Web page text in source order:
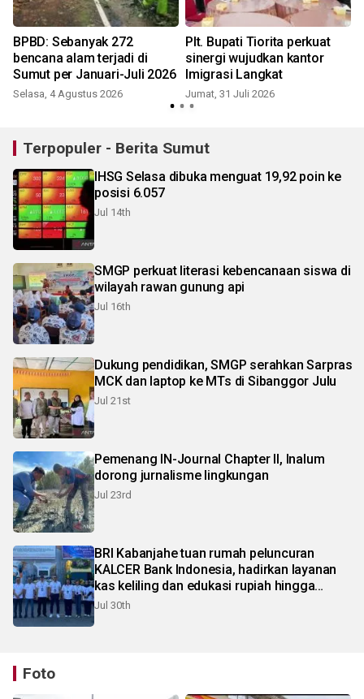
BPBD: Sebanyak 272
bencana alam terjadi di
Sumut per Januari-Juli 2026
Selasa, 4 Agustus 2026
Plt. Bupati Tiorita perkuat
sinergi wujudkan kantor
Imigrasi Langkat
Jumat, 31 Juli 2026
Terpopuler - Berita Sumut
IHSG Selasa dibuka menguat 19,92 poin ke
posisi 6.057
Jul 14th
SMGP perkuat literasi kebencanaan siswa di
wilayah rawan gunung api
Jul 16th
Dukung pendidikan, SMGP serahkan Sarpras
MCK dan laptop ke MTs di Sibanggor Julu
Jul 21st
Pemenang IN-Journal Chapter II, Inalum
dorong jurnalisme lingkungan
Jul 23rd
BRI Kabanjahe tuan rumah peluncuran
KALCER Bank Indonesia, hadirkan layanan
kas keliling dan edukasi rupiah hingga
pelosok Karo
Jul 30th
Foto